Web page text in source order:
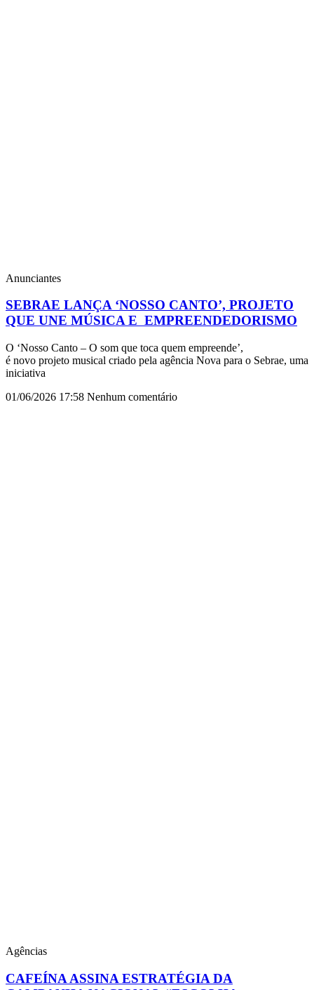
Anunciantes
SEBRAE LANÇA ‘NOSSO CANTO’, PROJETO
QUE UNE MÚSICA E EMPREENDEDORISMO
O ‘Nosso Canto – O som que toca quem empreende’,
é novo projeto musical criado pela agência Nova para o Sebrae, uma
iniciativa
01/06/2026 17:58 Nenhum comentário
Agências
CAFEÍNA ASSINA ESTRATÉGIA DA